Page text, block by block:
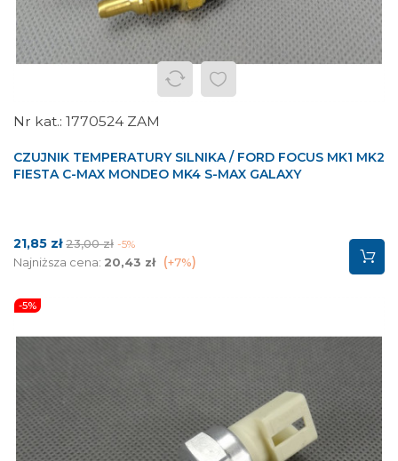
1770524 ZAM
CZUJNIK TEMPERATURY SILNIKA / FORD FOCUS MK1 MK2
FIESTA C-MAX MONDEO MK4 S-MAX GALAXY
Cena
21,85 zł Cena
podstawowa
23,00 zł -5%
Najniższa cena: 20,43 zł +7%
-5%